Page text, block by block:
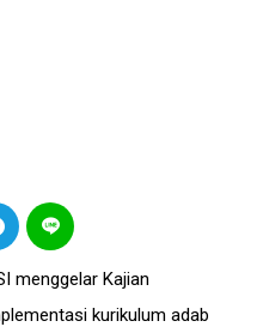
menggelar Kajian
kurikulum adab